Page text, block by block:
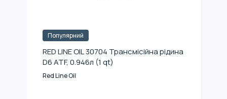
Популярний
RED LINE OIL 30704 Трансмісійна рідина
D6 ATF, 0.946л (1 qt)
Red Line Oil